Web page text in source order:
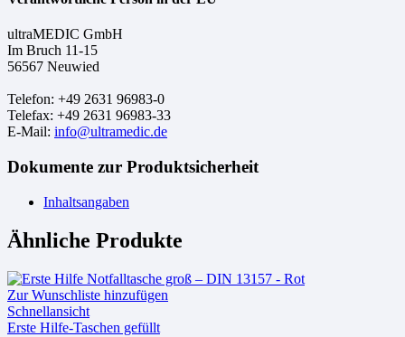
ultraMEDIC GmbH
Im Bruch 11-15
56567 Neuwied
Telefon: +49 2631 96983-0
Telefax: +49 2631 96983-33
E-Mail: info@ultramedic.de
Dokumente zur Produktsicherheit
Inhaltsangaben
Ähnliche Produkte
Zur Wunschliste hinzufügen
Schnellansicht
Erste Hilfe-Taschen gefüllt